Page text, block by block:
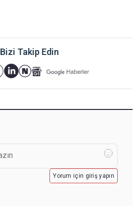
Bizi Takip Edin
Yorum için giriş yapın